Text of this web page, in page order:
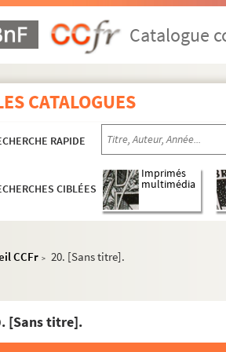
Catalogue
CATALOGUES
RAPIDE
CIBLÉES
Imprimés
multimédia
CCFr > 20. [Sans titre].
[Sans titre].
Ms. 2902. José Cabanis. « Michelet, la
Ms. 2903. José Cabanis. « Ecrits politiques
Ms. 2904. José Cabanis. « Lacordaire et
Ms. 2906. José Cabanis. « Le Musée
Ms. 2907. José Cabanis. « Saint-Simon
Ms. 2908. José Cabanis. « Pour Sainte-Beuve
Ms. 2909. José Cabanis. Article sur son
Ms. 2910. José Cabanis. « Les pays lointains
Ms. 2911. José Cabanis. « Chateaubriand,
Ms. 2915. [Autour de José Cabanis et des
Ms. 2916. José Cabanis. « Mauriac, le roman